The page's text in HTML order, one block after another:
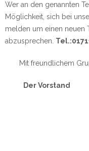
Wer an den genannten
Möglichkeit, sich bei
melden um einen neuen
abzusprechen.
Mit freundlichem
Der Vorstand